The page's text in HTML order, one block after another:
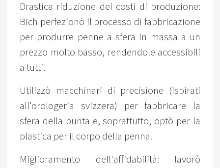
Drastica riduzione dei costi di produzione:
Bich perfezionò il processo di fabbricazione
per produrre penne a sfera in massa a un
prezzo molto basso, rendendole accessibili
a tutti.
Utilizzò macchinari di precisione (ispirati
all'orologeria svizzera) per fabbricare la
sfera della punta e, soprattutto, optò per la
plastica per il corpo della penna.
Miglioramento dell'affidabilità: lavorò